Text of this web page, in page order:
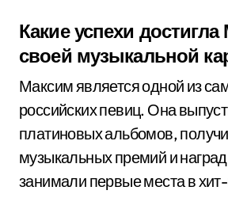
Какие успехи
своей музыкальной
Максим является одной из
российских певиц. Она
платиновых альбомов,
музыкальных премий и
занимали первые места в